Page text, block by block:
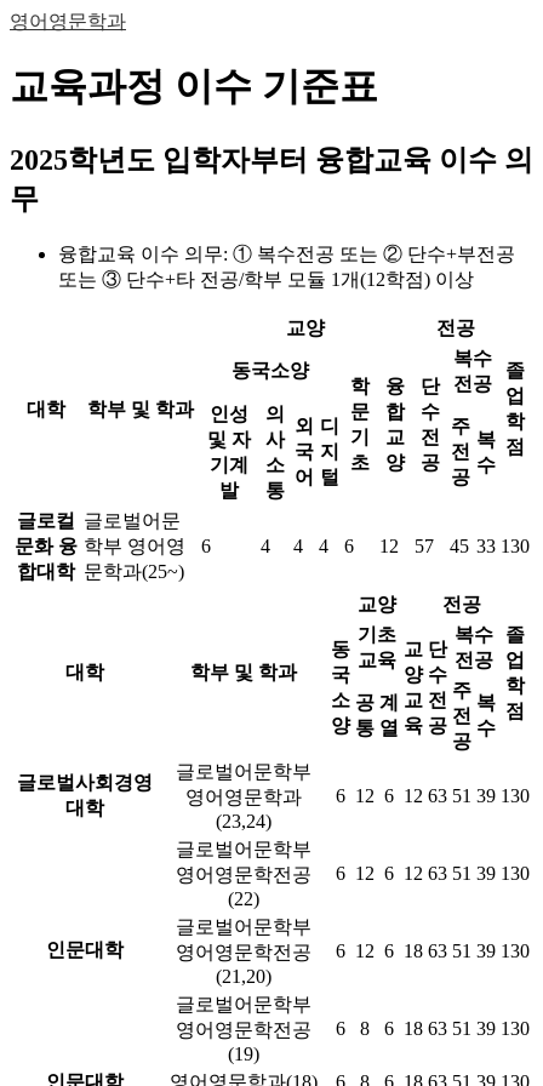
영어영문학과
교육과정 이수 기준표
2025학년도 입학자부터 융합교육 이수 의
무
융합교육 이수 의무: ① 복수전공 또는 ② 단수+부전공
또는 ③ 단수+타 전공/학부 모듈 1개(12학점) 이상
대학 학부 및 학과
교양 전공
졸
업
학
점
동국소양
학
문
기
초
융
합
교
양
단
수
전
공
복수
전공
인성
및 자
기계
발
의
사
소
통
외
국
어
디
지
털
주
전
공
복
수
글로컬
문화 융
합대학
글로벌어문
학부 영어영
문학과(25~)
6 4 4 4 6 12 57 45 33 130
대학 학부 및 학과
교양
전공
졸
업
학
점
동
국
소
양
기초
교육
교
양
교
육
단
수
전
공
복수
전공
공
통
계
열
주
전
공
복
수
글로벌사회경영
대학
글로벌어문학부
영어영문학과
(23,24)
6 12 6 12 63 51 39 130
인문대학
글로벌어문학부
영어영문학전공
(22)
6 12 6 12 63 51 39 130
글로벌어문학부
영어영문학전공
(21,20)
6 12 6 18 63 51 39 130
글로벌어문학부
영어영문학전공
(19)
6 8 6 18 63 51 39 130
인문대학 영어영문학과(18) 6 8 6 18 63 51 39 130